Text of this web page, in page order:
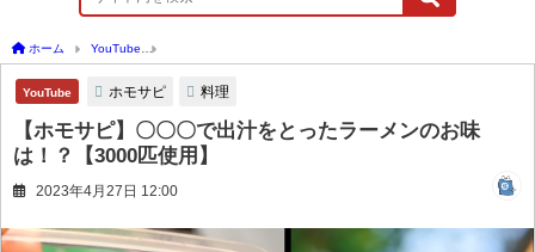
ホーム YouTube
YouTube ホモサピ 料理
【ホモサピ】〇〇〇で出汁をとったラーメンのお味
は！？【3000匹使用】
2023年4月27日 12:00